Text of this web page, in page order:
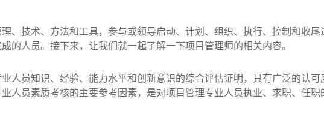
、技术、方法和工具，参与或领导启动、计划、组织、执行、控制和收
的人员。接下来，让我们就一起了解一下项目管理师的相关内容。
员知识、经验、能力水平和创新意识的综合评估证明，具有广泛的认可
人员素质考核的主要参考因素，是对项目管理专业人员执业、求职、任职